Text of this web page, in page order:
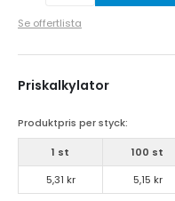
Se offertlista
Priskalkylator
Produktpris per styck:
1 st 100 st
5,31 kr
5,15 kr